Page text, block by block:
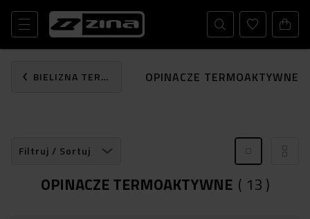
BIELIZNA TERMOAKTYWNA OPINACZE TERMOAKTYWNE
Filtruj / Sortuj
OPINACZE TERMOAKTYWNE ( 13 )